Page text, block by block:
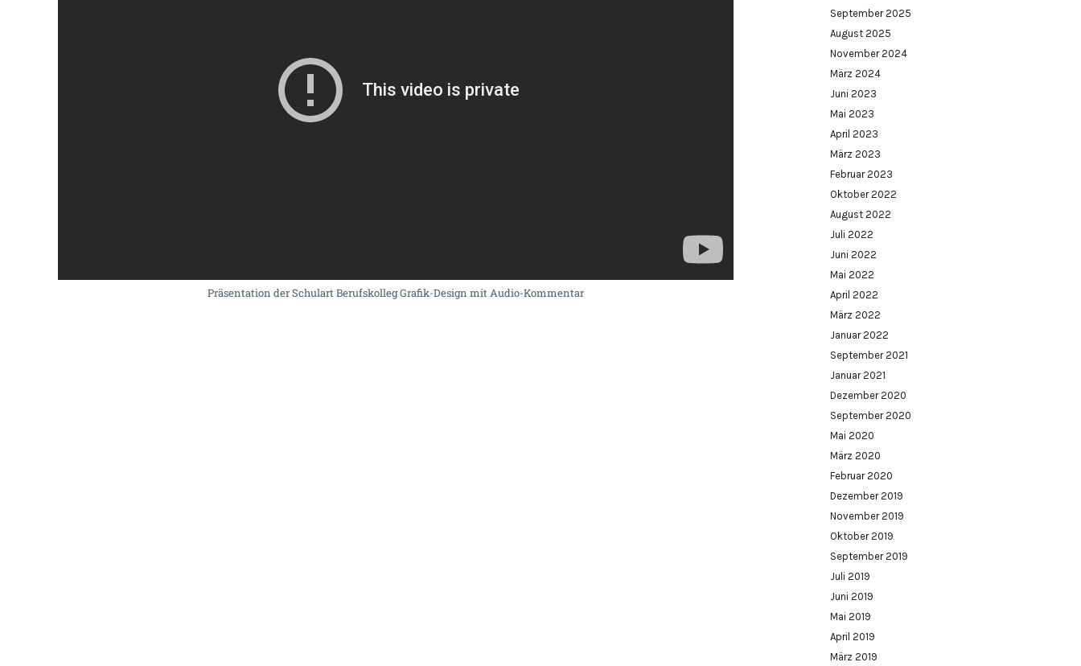
Präsentation der Schulart Berufskolleg Grafik-Design mit Audio-Kommentar
September 2025
August 2025
November 2024
März 2024
Juni 2023
Mai 2023
April 2023
März 2023
Februar 2023
Oktober 2022
August 2022
Juli 2022
Juni 2022
Mai 2022
April 2022
März 2022
Januar 2022
September 2021
Januar 2021
Dezember 2020
September 2020
Mai 2020
März 2020
Februar 2020
Dezember 2019
November 2019
Oktober 2019
September 2019
Juli 2019
Juni 2019
Mai 2019
April 2019
März 2019